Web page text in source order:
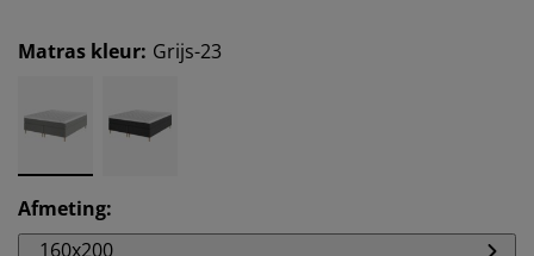
Matras kleur: Grijs-23
Afmeting:
160x200